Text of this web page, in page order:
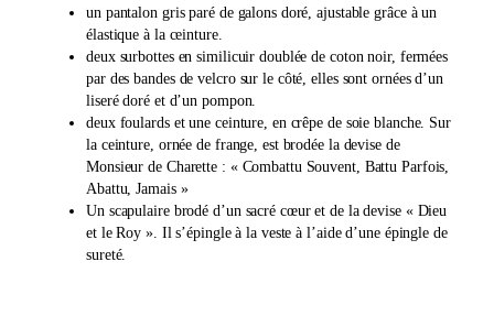
un pantalon gris paré de galons doré, ajustable grâce à un
élastique à la ceinture.
deux surbottes en similicuir doublée de coton noir, fermées
par des bandes de velcro sur le côté, elles sont ornées d’un
liseré doré et d’un pompon.
deux foulards et une ceinture, en crêpe de soie blanche. Sur
la ceinture, ornée de frange, est brodée la devise de
Monsieur de Charette : « Combattu Souvent, Battu Parfois,
Abattu, Jamais »
Un scapulaire brodé d’un sacré cœur et de la devise « Dieu
et le Roy ». Il s’épingle à la veste à l’aide d’une épingle de
sureté.